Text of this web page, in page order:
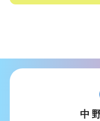
ゲ
中